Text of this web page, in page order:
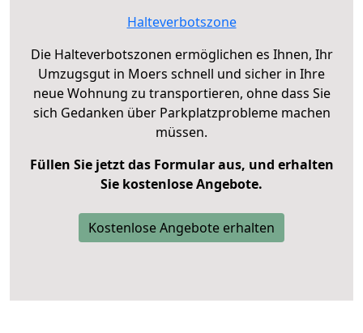
Halteverbotszone
Die Halteverbotszonen ermöglichen es Ihnen, Ihr
Umzugsgut in Moers schnell und sicher in Ihre
neue Wohnung zu transportieren, ohne dass Sie
sich Gedanken über Parkplatzprobleme machen
müssen.
Füllen Sie jetzt das Formular aus, und erhalten
Sie kostenlose Angebote.
Kostenlose Angebote erhalten